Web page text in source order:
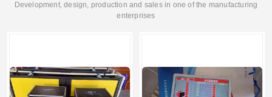
Development, design, production and sales in one of the manufacturing
enterprises